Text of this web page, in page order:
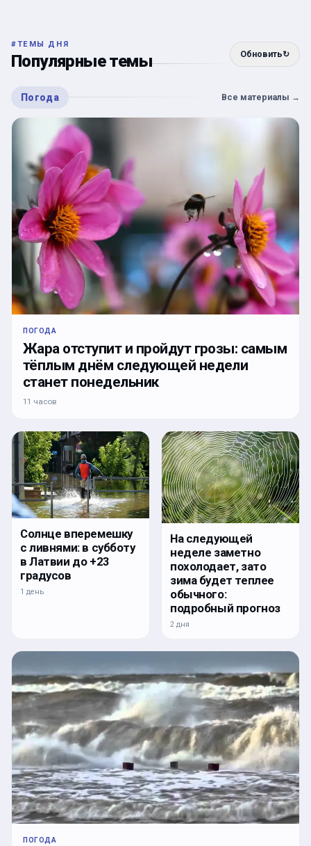
#ТЕМЫ ДНЯ
Популярные темы Обновить↻
Погода Все материалы →
ПОГОДА
Жара отступит и пройдут грозы: самым
тёплым днём следующей недели
станет понедельник
11 часов
Солнце вперемешку
с ливнями: в субботу
в Латвии до +23
градусов
1 день
На следующей
неделе заметно
похолодает, зато
зима будет теплее
обычного:
подробный прогноз
2 дня
ПОГОДА